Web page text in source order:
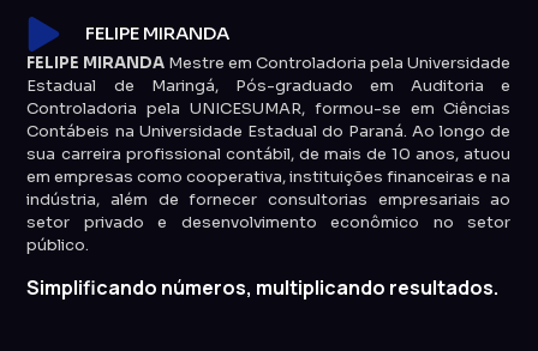
FELIPE MIRANDA
FELIPE MIRANDA Mestre em Controladoria pela Universidade
Estadual de Maringá, Pós-graduado em Auditoria e
Controladoria pela UNICESUMAR, formou-se em Ciências
Contábeis na Universidade Estadual do Paraná. Ao longo de
sua carreira profissional contábil, de mais de 10 anos, atuou
em empresas como cooperativa, instituições financeiras e na
indústria, além de fornecer consultorias empresariais ao
setor privado e desenvolvimento econômico no setor
público.
Simplificando números, multiplicando resultados.